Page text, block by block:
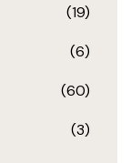
(19)
(6)
(60)
(3)